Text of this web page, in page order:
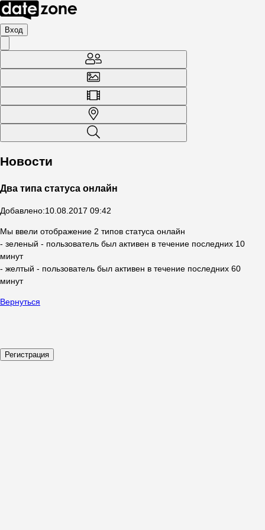
Вход
Новости
Два типа статуса онлайн
Добавлено:10.08.2017 09:42
Мы ввели отображение 2 типов статуса онлайн
- зеленый - пользователь был активен в течение последних 10
минут
- желтый - пользователь был активен в течение последних 60
минут
Вернуться
Регистрация